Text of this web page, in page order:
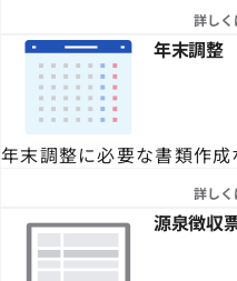
詳しく
年末調整
年末調整に必要な書類作
詳しく
源泉徴収